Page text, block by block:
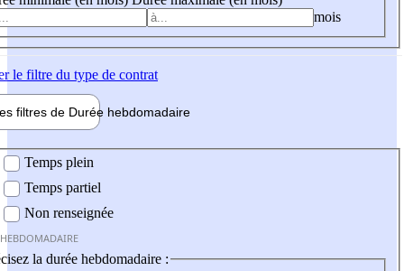
mois
le filtre du type de contrat
filtres de Durée hebdomadaire
Temps plein
Temps partiel
Non renseignée
la durée hebdomadaire :